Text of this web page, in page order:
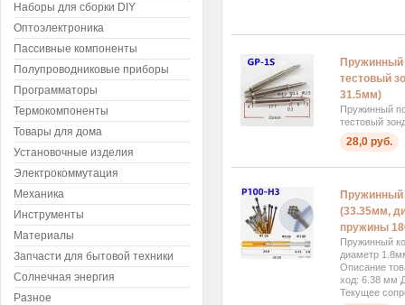
тестовый
31.5мм)
Пружинный
тестовый
28,0 руб.
Пружинный
(33.35мм,
пружины
Пружинный
диаметр
Описание
ход: 6.38 мм
Текущее
Наборы для сборки DIY
Оптоэлектроника
Пассивные компоненты
Полупроводниковые приборы
Программаторы
Термокомпоненты
Товары для дома
Установочные изделия
Электрокоммутация
Механика
Инструменты
Материалы
Запчасти для бытовой техники
Солнечная энергия
Разное